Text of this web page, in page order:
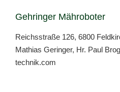
Gehringer Mähroboter
Reichsstraße 126, 6800
Mathias Geringer, Hr. Paul
technik.com